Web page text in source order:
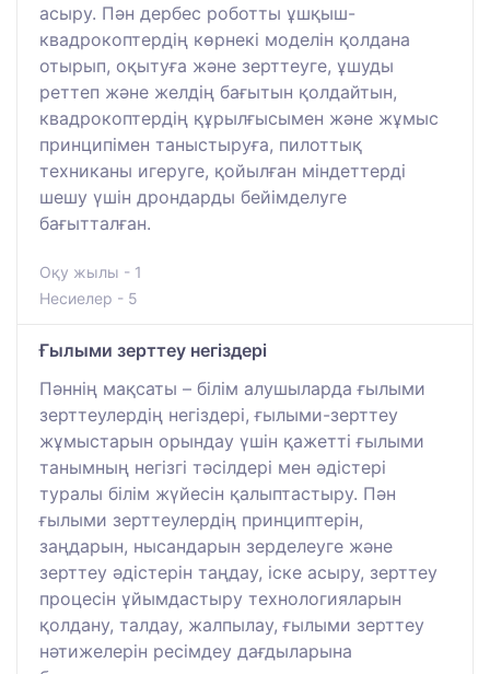
асыру. Пән дербес роботты ұшқыш-
квадрокоптердің көрнекі моделін қолдана
отырып, оқытуға және зерттеуге, ұшуды
реттеп және желдің бағытын қолдайтын,
квадрокоптердің құрылғысымен және жұмыс
принципімен таныстыруға, пилоттық
техниканы игеруге, қойылған міндеттерді
шешу үшін дрондарды бейімделуге
бағытталған.
Оқу жылы - 1
Несиелер - 5
Ғылыми зерттеу негіздері
Пәннің мақсаты – білім алушыларда ғылыми
зерттеулердің негіздері, ғылыми-зерттеу
жұмыстарын орындау үшін қажетті ғылыми
танымның негізгі тәсілдері мен әдістері
туралы білім жүйесін қалыптастыру. Пән
ғылыми зерттеулердің принциптерін,
заңдарын, нысандарын зерделеуге және
зерттеу әдістерін таңдау, іске асыру, зерттеу
процесін ұйымдастыру технологияларын
қолдану, талдау, жалпылау, ғылыми зерттеу
нәтижелерін ресімдеу дағдыларына